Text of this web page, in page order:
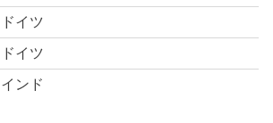
ドイツ
ドイツ
インド